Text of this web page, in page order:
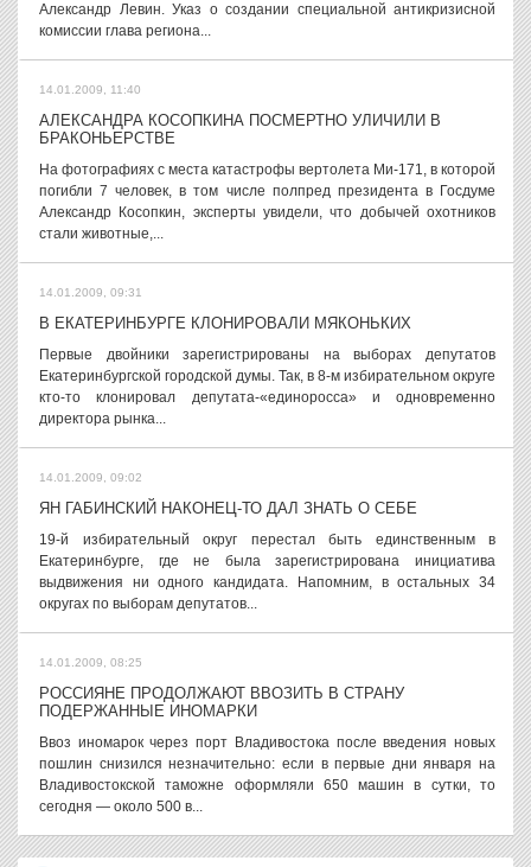
Александр Левин. Указ о создании специальной антикризисной
комиссии глава региона...
14.01.2009, 11:40
АЛЕКСАНДРА КОСОПКИНА ПОСМЕРТНО УЛИЧИЛИ В
БРАКОНЬЕРСТВЕ
На фотографиях с места катастрофы вертолета Ми-171, в которой
погибли 7 человек, в том числе полпред президента в Госдуме
Александр Косопкин, эксперты увидели, что добычей охотников
стали животные,...
14.01.2009, 09:31
В ЕКАТЕРИНБУРГЕ КЛОНИРОВАЛИ МЯКОНЬКИХ
Первые двойники зарегистрированы на выборах депутатов
Екатеринбургской городской думы. Так, в 8-м избирательном округе
кто-то клонировал депутата-«единоросса» и одновременно
директора рынка...
14.01.2009, 09:02
ЯН ГАБИНСКИЙ НАКОНЕЦ-ТО ДАЛ ЗНАТЬ О СЕБЕ
19-й избирательный округ перестал быть единственным в
Екатеринбурге, где не была зарегистрирована инициатива
выдвижения ни одного кандидата. Напомним, в остальных 34
округах по выборам депутатов...
14.01.2009, 08:25
РОССИЯНЕ ПРОДОЛЖАЮТ ВВОЗИТЬ В СТРАНУ
ПОДЕРЖАННЫЕ ИНОМАРКИ
Ввоз иномарок через порт Владивостока после введения новых
пошлин снизился незначительно: если в первые дни января на
Владивостокской таможне оформляли 650 машин в сутки, то
сегодня — около 500 в...